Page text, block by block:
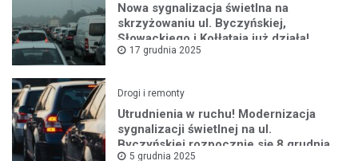
Nowa sygnalizacja świetlna na
skrzyżowaniu ul. Byczyńskiej,
Słowackiego i Kołłątaja już działa!
17 grudnia 2025
Drogi i remonty
Utrudnienia w ruchu! Modernizacja
sygnalizacji świetlnej na ul.
Byczyńskiej rozpocznie się 8 grudnia
5 grudnia 2025